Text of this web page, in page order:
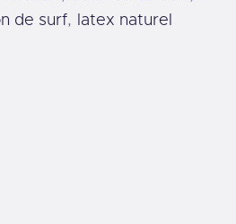
de surf, latex naturel